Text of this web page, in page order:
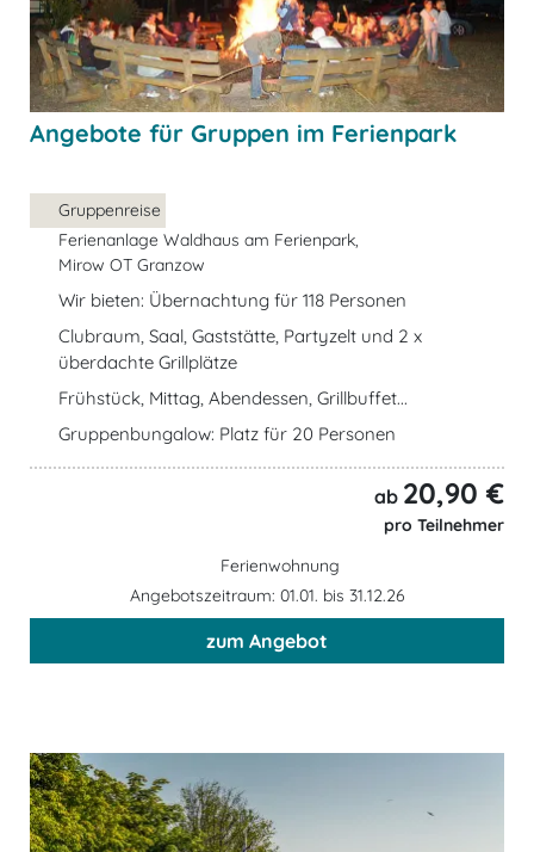
Angebote für Gruppen im Ferienpark
Gruppenreise
Ferienanlage Waldhaus am Ferienpark,
Mirow OT Granzow
Wir bieten: Übernachtung für 118 Personen
Clubraum, Saal, Gaststätte, Partyzelt und 2 x
überdachte Grillplätze
Frühstück, Mittag, Abendessen, Grillbuffet...
Gruppenbungalow: Platz für 20 Personen
ab 20,90 €
pro Teilnehmer
Ferienwohnung
Angebotszeitraum: 01.01. bis 31.12.26
zum Angebot